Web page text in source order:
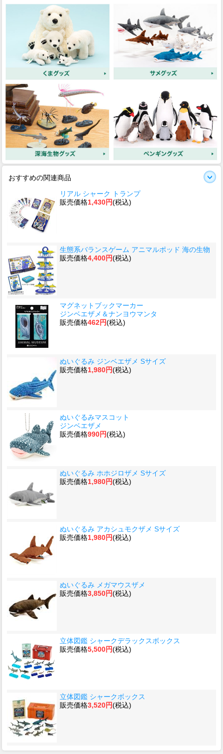
おすすめの関連商品
リアル シャーク トランプ
販売価格1,430円(税込)
生態系バランスゲーム アニマルポッド 海の生物
販売価格4,400円(税込)
マグネットブックマーカー
ジンベエザメ＆ナンヨウマンタ
販売価格462円(税込)
ぬいぐるみ ジンベエザメ Sサイズ
販売価格1,980円(税込)
ぬいぐるみマスコット
ジンベエザメ
販売価格990円(税込)
ぬいぐるみ ホホジロザメ Sサイズ
販売価格1,980円(税込)
ぬいぐるみ アカシュモクザメ Sサイズ
販売価格1,980円(税込)
ぬいぐるみ メガマウスザメ
販売価格3,850円(税込)
立体図鑑 シャークデラックスボックス
販売価格5,500円(税込)
立体図鑑 シャークボックス
販売価格3,520円(税込)